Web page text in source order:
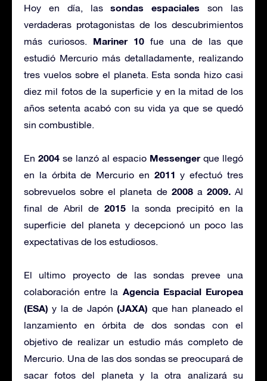
Hoy en día, lassondas espaciales son las
verdaderas protagonistas de los descubrimientos
más curiosos. Mariner 10 fue una de las que
estudió Mercurio más detalladamente, realizando
tres vuelos sobre el planeta. Esta sonda hizo casi
diez mil fotos de la superficie y en la mitad de los
años setenta acabó con su vida ya que se quedó
sin combustible.
En 2004 se lanzó al espacio Messengerque llegó
en la órbita de Mercurio en 2011 y efectuó tres
sobrevuelos sobre el planeta de 2008a 2009.Al
final de Abril de 2015 la sonda precipitó en la
superficie del planeta y decepcionó un poco las
expectativas de los estudiosos.
El ultimo proyecto de las sondas prevee una
colaboración entre la Agencia Espacial Europea
(ESA) y la de Japón(JAXA) que han planeado el
lanzamiento en órbita de dos sondas con el
objetivo de realizar un estudio más completo de
Mercurio. Una de las dos sondas se preocupará de
sacar fotos del planeta y la otra analizará su